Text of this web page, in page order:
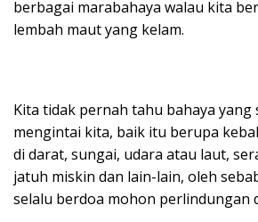
berbagai marabahaya walau kita
lembah maut yang kelam.
Kita tidak pernah tahu bahaya yang
mengintai kita, baik itu berupa
di darat, sungai, udara atau laut,
jatuh miskin dan lain-lain, oleh
selalu berdoa mohon perlindungan